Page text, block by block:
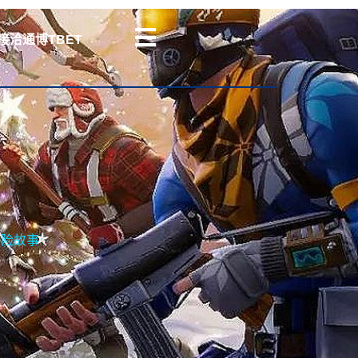
洽通博TBET
故事